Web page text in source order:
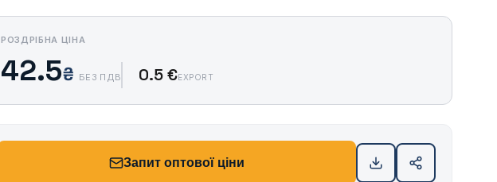
РОЗДРІБНА ЦІНА
42.5₴ БЕЗ ПДВ 0.5 €EXPORT
Запит оптової ціни